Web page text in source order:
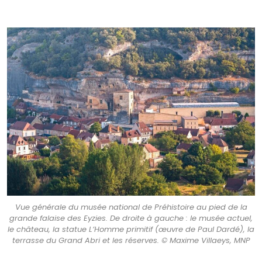
Vue générale du musée national de Préhistoire au pied de la
grande falaise des Eyzies. De droite à gauche : le musée actuel,
le château, la statue L’Homme primitif (œuvre de Paul Dardé), la
terrasse du Grand Abri et les réserves. © Maxime Villaeys, MNP